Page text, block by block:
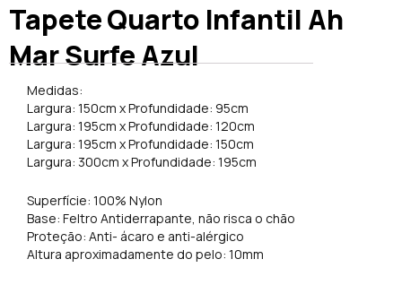
Tapete Quarto Infantil Ah
Mar Surfe Azul
Medidas:
Largura: 150cm x Profundidade: 95cm
Largura: 195cm x Profundidade: 120cm
Largura: 195cm x Profundidade: 150cm
Largura: 300cm x Profundidade: 195cm
Superfície: 100% Nylon
Base: Feltro Antiderrapante, não risca o chão
Proteção: Anti- ácaro e anti-alérgico
Altura aproximadamente do pelo: 10mm